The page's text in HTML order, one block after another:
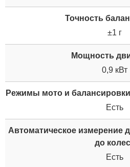
Точность
±1 г
Мощность
0,9 кВт
Режимы мото и
Есть
Автоматическое измерение
до
Есть